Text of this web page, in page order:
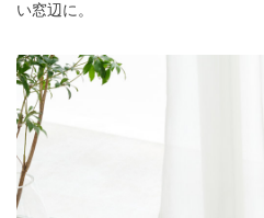
い窓辺に。